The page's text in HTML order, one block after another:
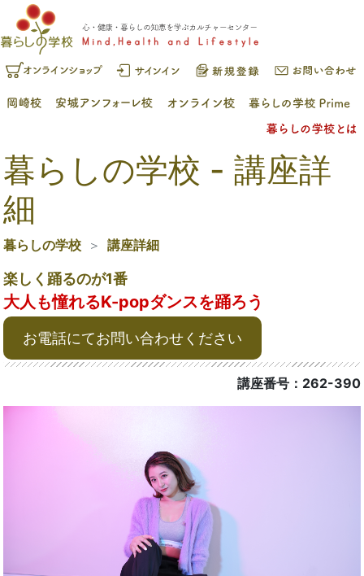
暮らしの学校 - 講座詳
細
暮らしの学校 講座詳細
楽しく踊るのが1番
大人も憧れるK-popダンスを踊ろう
お電話にてお問い合わせください
講座番号：262-390